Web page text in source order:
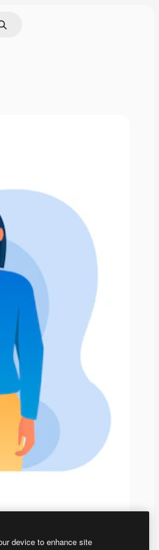
по изображению
Поиск
device to enhance site